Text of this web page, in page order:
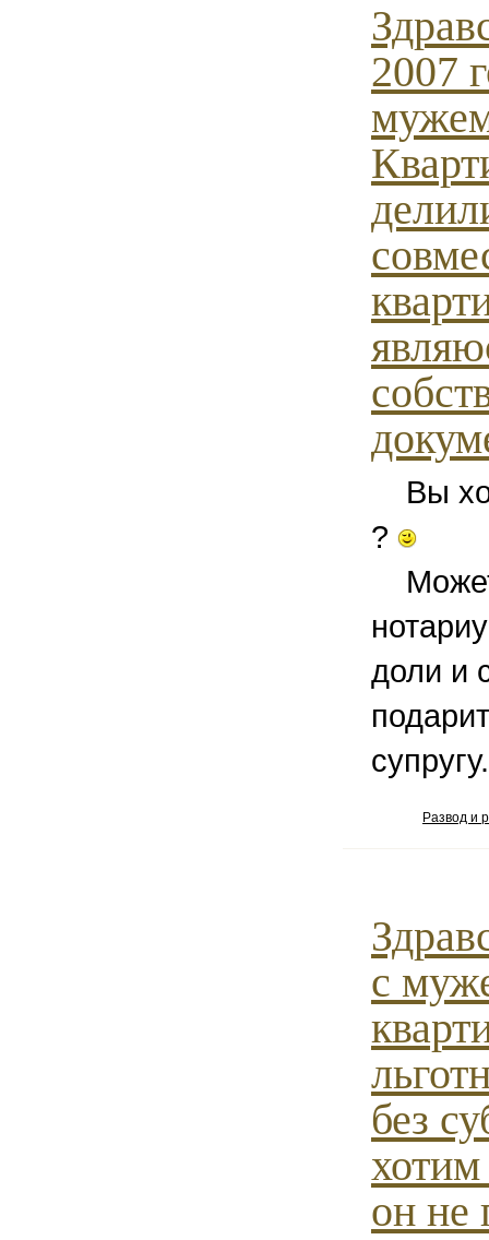
2007
Вы
?
доли и
супругу.
Развод и
с
без
хотим
он не